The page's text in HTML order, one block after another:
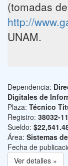
(tomadas
http://
UNAM.
Dependencia:
Digitales de
Plaza: Técnico
Registro: 38032-11
Sueldo:
Área: Sistemas
Fecha de
Ver detalles »